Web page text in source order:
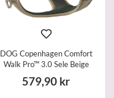
DOG Copenhagen Comfort
Walk Pro™ 3.0 Sele Beige
579,90 kr